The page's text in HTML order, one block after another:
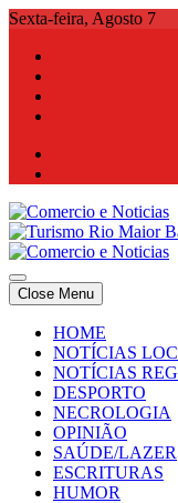
Skip
content
Sexta-feira, Agosto 7
Comercio e Noticias
Notícias e Publicidade
Comercio e Noticias
Notícias e Publicidade
Close Menu
HOME
NOTÍCIAS
NOTÍCIAS
DESPORTO
NECROLOGIA
OPINIÃO
SAÚDE/LAZER
ESCRITURAS
HUMOR